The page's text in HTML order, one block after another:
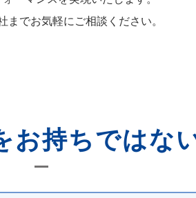
までお気軽にご相談ください。
お持ちではな